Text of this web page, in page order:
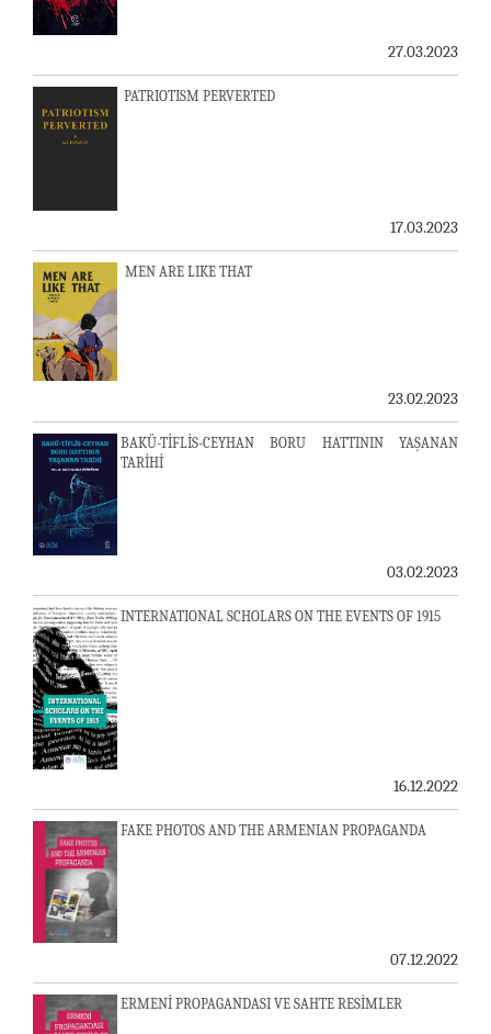
27.03.2023
PATRIOTISM PERVERTED
17.03.2023
MEN ARE LIKE THAT
23.02.2023
BAKÜ-TİFLİS-CEYHAN BORU HATTININ YAŞANAN
TARİHİ
03.02.2023
INTERNATIONAL SCHOLARS ON THE EVENTS OF 1915
16.12.2022
FAKE PHOTOS AND THE ARMENIAN PROPAGANDA
07.12.2022
ERMENİ PROPAGANDASI VE SAHTE RESİMLER